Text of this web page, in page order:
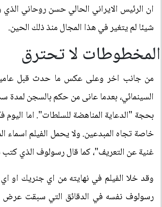
شيئا لم يتغير في هذا المجال منذ ذلك الحين.
المخطوطات لا تحترق
من جانب اخر وعلى عكس ما حدث قبل
السينمائي، بعدما عانى من حكم بالسجن لمدة
بحجة "الدعاية المناهضة للسلطات". اما
خاصة تجاه المبدعين. ولا يحمل الفيلم اسماء
غنية عن التعريف"، كما قال رسولوف الذي كتب
وقد خلا الفيلم في نهايته من اي جنريك او
رسولوف نفسه في الدقائق التي سبقت عرض